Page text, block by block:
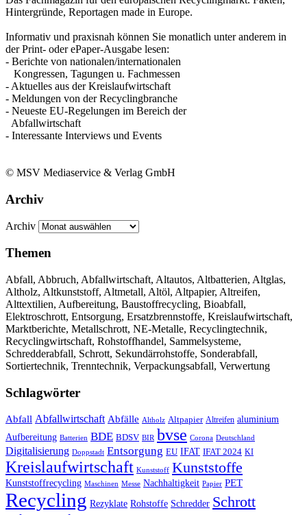
Hintergründe, Reportagen made in Europe.
Informativ und praxisnah können Sie monatlich unter anderem in
der Print- oder ePaper-Ausgabe lesen:
- Berichte von nationalen/internationalen
Kongressen, Tagungen u. Fachmessen
- Aktuelles aus der Kreislaufwirtschaft
- Meldungen von der Recyclingbranche
- Neueste EU-Regelungen im Bereich der
Abfallwirtschaft
- Interessante Interviews und Events
© MSV Mediaservice & Verlag GmbH
Archiv
Archiv
Themen
Abfall, Abbruch, Abfallwirtschaft, Altautos, Altbatterien, Altglas,
Altholz, Altkunststoff, Altmetall, Altöl, Altpapier, Altreifen,
Alttextilien, Aufbereitung, Baustoffrecycling, Bioabfall,
Elektroschrott, Entsorgung, Ersatzbrennstoffe, Kreislaufwirtschaft,
Marktberichte, Metallschrott, NE-Metalle, Recyclingtechnik,
Recyclingwirtschaft, Rohstoffhandel, Sammelsysteme,
Schredderabfall, Schrott, Sekundärrohstoffe, Sonderabfall,
Sortiertechnik, Trenntechnik, Verpackungsabfall, Verwertung
Schlagwörter
Abfall Abfallwirtschaft Abfälle Altholz Altpapier Altreifen aluminium
Aufbereitung Batterien BDE BDSV BIR bvse Corona Deutschland
Digitalisierung Doppstadt Entsorgung EU IFAT IFAT 2024 KI
Kreislaufwirtschaft Kunststoff Kunststoffe
Kunststoffrecycling Maschinen Messe Nachhaltigkeit Papier PET
Recycling Rezyklate Rohstoffe Schredder Schrott